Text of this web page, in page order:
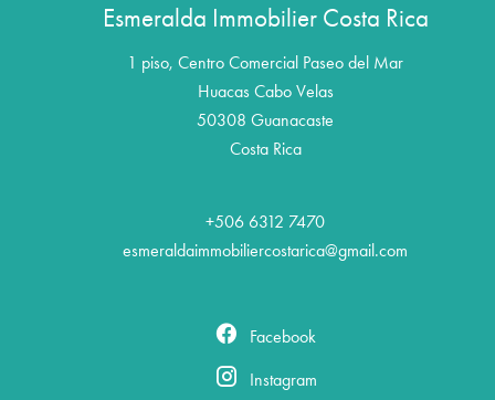
Esmeralda Immobilier Costa Rica
1 piso, Centro Comercial Paseo del Mar
Huacas Cabo Velas
50308 Guanacaste
Costa Rica
+506 6312 7470
esmeraldaimmobiliercostarica@gmail.com
Facebook
Instagram